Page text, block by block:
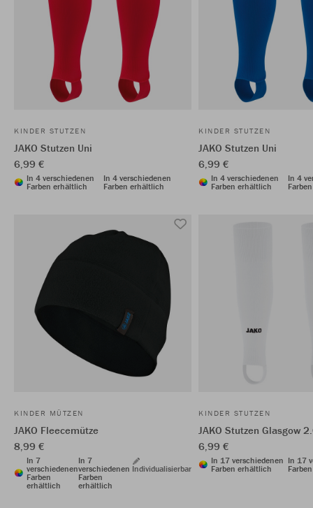
KINDER STUTZEN
JAKO Stutzen Uni
6,99 €
In 4 verschiedenen
Farben erhältlich
In 4 verschiedenen
Farben erhältlich
KINDER STUTZEN
JAKO Stutzen Uni
6,99 €
In 4 verschiedenen
Farben erhältlich
In 4
KINDER MÜTZEN
JAKO Fleecemütze
8,99 €
In 7
verschiedenen
Farben
erhältlich
In 7
verschiedenen
Farben
erhältlich
Individualisierbar
KINDER STUTZEN
JAKO Stutzen Glasgow
6,99 €
In 17 verschiedenen
Farben erhältlich
In 17